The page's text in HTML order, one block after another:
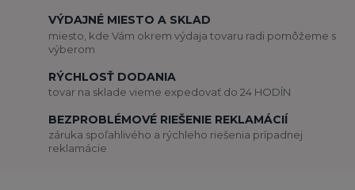
VÝDAJNÉ MIESTO A SKLAD
miesto, kde Vám okrem výdaja tovaru radi pomôžeme s
výberom
RÝCHLOSŤ DODANIA
tovar na sklade vieme expedovať do 24 HODÍN
BEZPROBLÉMOVÉ RIEŠENIE REKLAMÁCIÍ
záruka spoľahlivého a rýchleho riešenia prípadnej
reklamácie